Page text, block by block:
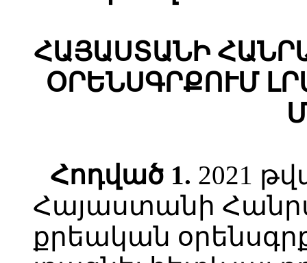
ՀԱՅԱՍՏԱՆԻ
ՕՐԵՆՍԳՐՔՈՒՄ
Հոդված 1. 2021
Հայաստանի
քրեական